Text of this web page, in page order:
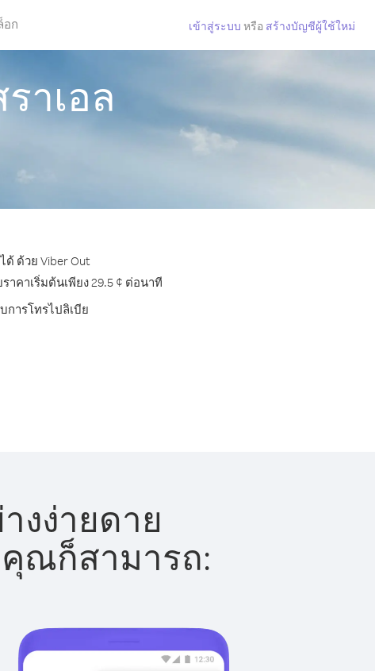
อก เข้าสู่ระบบ หรือ สร้างบัญชีผู้ใช้ใหม่
าเอล
ด้วย Viber Out
คาเริ่มต้นเพียง 29.5 ¢ ต่อนาที
การโทรไปลิเบีย
งง่ายดาย
คุณก็สามารถ: